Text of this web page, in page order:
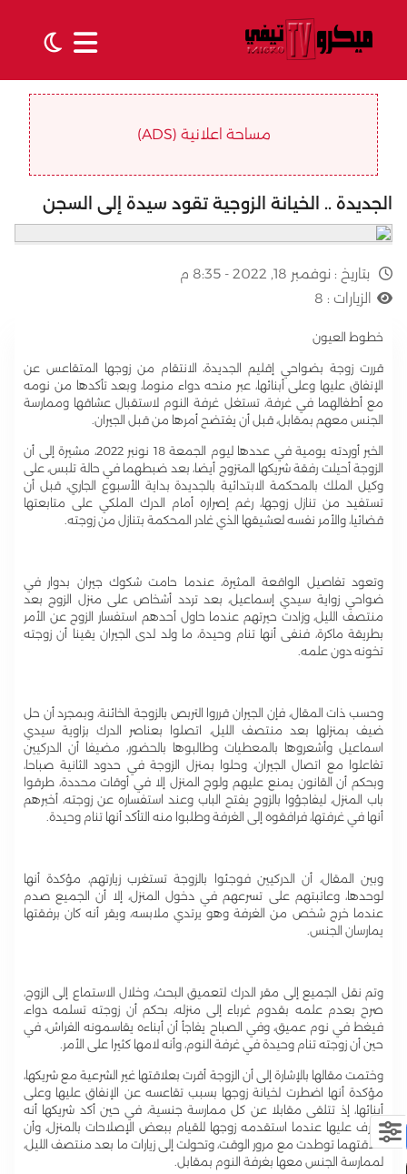
مساحة اعلانية (ADS)
الجديدة .. الخيانة الزوجية تقود سيدة إلى السجن
بتاريخ : نوفمبر 18, 2022 - 8:35 م
الزيارات : 8
خطوط العيون
قررت زوجة بضواحي إقليم الجديدة، الانتقام من زوجها المتقاعس عن
الإنفاق عليها وعلى أبنائها، عبر منحه دواء منوما، وبعد تأكدها من نومه
مع أطفالهما في غرفة، تستغل غرفة النوم لاستقبال عشاقها وممارسة
الجنس معهم بمقابل، قبل أن يفتضح أمرها من قبل الجيران.
الخبر أوردته يومية في عددها ليوم الجمعة 18 نونبر 2022، مشيرة إلى أن
الزوجة أحيلت رفقة شريكها المتزوج أيضا، بعد ضبطهما في حالة تلبس، على
وكيل الملك بالمحكمة الابتدائية بالجديدة بداية الأسبوع الجاري، قبل أن
تستفيد من تنازل زوجها، رغم إصراره أمام الدرك الملكي على متابعتها
قضائيا، والأمر نفسه لعشيقها الذي غادر المحكمة بتنازل من زوجته.
وتعود تفاصيل الواقعة المثيرة، عندما حامت شكوك جيران بدوار في
ضواحي زواية سيدي إسماعيل، بعد تردد أشخاص على منزل الزوج بعد
منتصف الليل، وزادت حيرتهم عندما حاول أحدهم استفسار الزوج عن الأمر
بطريقة ماكرة، فنفى أنها تنام وحيدة، ما ولد لدى الجيران يقينا أن زوجته
تخونه دون علمه.
وحسب ذات المقال، فإن الجيران قرروا التربص بالزوجة الخائنة، وبمجرد أن حل
ضيف بمنزلها بعد منتصف الليل، اتصلوا بعناصر الدرك بزاوية سيدي
اسماعيل وأشعروها بالمعطيات وطالبوها بالحضور، مضيفا أن الدركيين
تفاعلوا مع اتصال الجيران، وحلوا بمنزل الزوجة في حدود الثانية صباحا،
وبحكم أن القانون يمنع عليهم ولوج المنزل إلا في أوقات محددة، طرقوا
باب المنزل، ليفاجؤوا بالزوج يفتح الباب وعند استفساره عن زوجته، أخبرهم
أنها في غرفتها، فرافقوه إلى الغرفة وطلبوا منه التأكد أنها تنام وحيدة.
وبين المقال، أن الدركيين فوجئوا بالزوجة تستغرب زيارتهم، مؤكدة أنها
لوحدها، وعاتبتهم على تسرعهم في دخول المنزل، إلا أن الجميع صدم
عندما خرج شخص من الغرفة وهو يرتدي ملابسه، ويقر أنه كان برفقتها
يمارسان الجنس.
وتم نقل الجميع إلى مقر الدرك لتعميق البحث، وخلال الاستماع إلى الزوج،
صرح بعدم علمه بقدوم غرباء إلى منزله، بحكم أن زوجته تسلمه دواء،
فيغط في نوم عميق، وفي الصباح يفاجأ أن أبناءه يقاسمونه الفراش، في
حين أن زوجته تنام وحيدة في غرفة النوم، وأنه لامها كثيرا على الأمر.
وختمت مقالها بالإشارة إلى أن الزوجة أقرت بعلاقتها غير الشرعية مع شریکها،
مؤكدة أنها اضطرت لخيانة زوجها بسبب تقاعسه عن الإنفاق عليها وعلى
أبنائها، إذ تتلقى مقابلا عن كل ممارسة جنسية، في حين أكد شريكها أنه
تعرف عليها عندما استقدمه زوجها للقيام ببعض الإصلاحات بالمنزل، وأن
علاقتهما توطدت مع مرور الوقت، وتحولت إلى زيارات ما بعد منتصف الليل،
لممارسة الجنس معها بغرفة النوم بمقابل.